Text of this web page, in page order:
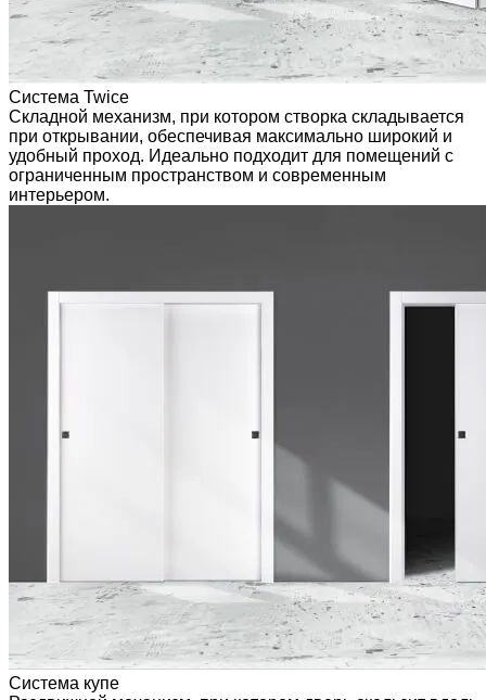
Система Twice
Складной механизм, при котором створка складывается
при открывании, обеспечивая максимально широкий и
удобный проход. Идеально подходит для помещений с
ограниченным пространством и современным
интерьером.
Система купе